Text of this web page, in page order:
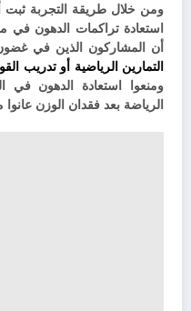
ومن خلال طريقة التجربة ثبت
استعادة تراكمات الدهون في
أن المشاركون الذين في
التمارين الرياضية أو تدريب
ومنعوا استعادة الدهون في
الرياضة بعد فقدان الوزن عانوا من